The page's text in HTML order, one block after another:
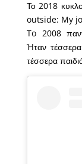
Το 2018
outside: My
To 2008
Ήταν τέσσερα
τέσσερα